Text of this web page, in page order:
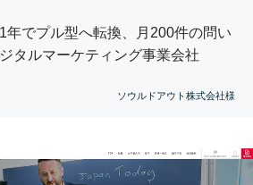
年でプル型へ転換、月200件の問い
タルマーケティング事業会社
ソウルドアウト株式会社様